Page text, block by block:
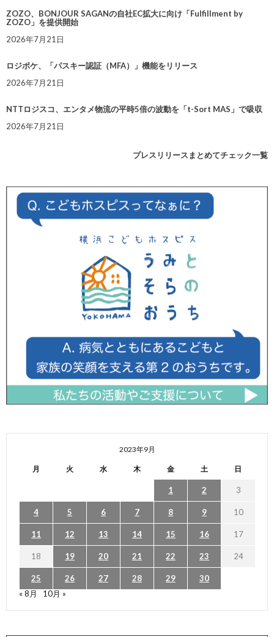
ZOZO、BONJOUR SAGANの自社EC拡大に向け「Fulfillment by
ZOZO」を提供開始
2026年7月21日
ロジポケ、「パスキー認証（MFA）」機能をリリース
2026年7月21日
NTTロジスコ、エンタメ物流の平時5倍の波動を「t-Sort MAS」で吸収
2026年7月21日
プレスリリースまとめてチェック一覧
2023年9月
月 火 水 木 金 土 日
1 2 3
4 5 6 7 8 9 10
11 12 13 14 15 16 17
18 19 20 21 22 23 24
25 26 27 28 29
30
« 8月
10月 »